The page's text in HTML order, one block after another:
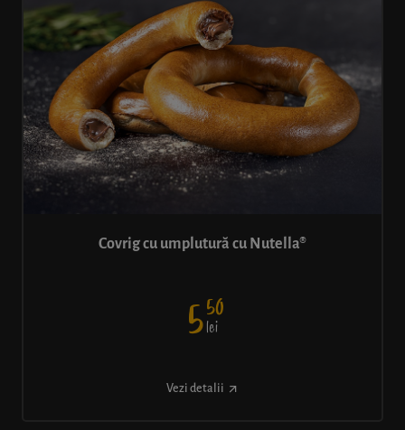
Covrig cu umplutură cu Nutella®
550
lei
Vezi detalii